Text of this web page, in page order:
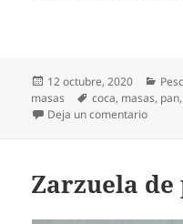
Publicado
el
12 octubre, 2020
masas
Etiquetas
coca, masas, pan,
Deja un comentarioen
Zarzuela de